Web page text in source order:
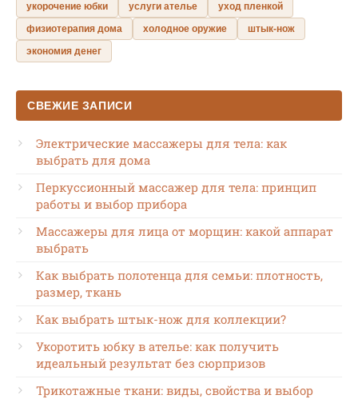
укорочение юбки
услуги ателье
уход пленкой
физиотерапия дома
холодное оружие
штык-нож
экономия денег
СВЕЖИЕ ЗАПИСИ
Электрические массажеры для тела: как
выбрать для дома
Перкуссионный массажер для тела: принцип
работы и выбор прибора
Массажеры для лица от морщин: какой аппарат
выбрать
Как выбрать полотенца для семьи: плотность,
размер, ткань
Как выбрать штык-нож для коллекции?
Укоротить юбку в ателье: как получить
идеальный результат без сюрпризов
Трикотажные ткани: виды, свойства и выбор